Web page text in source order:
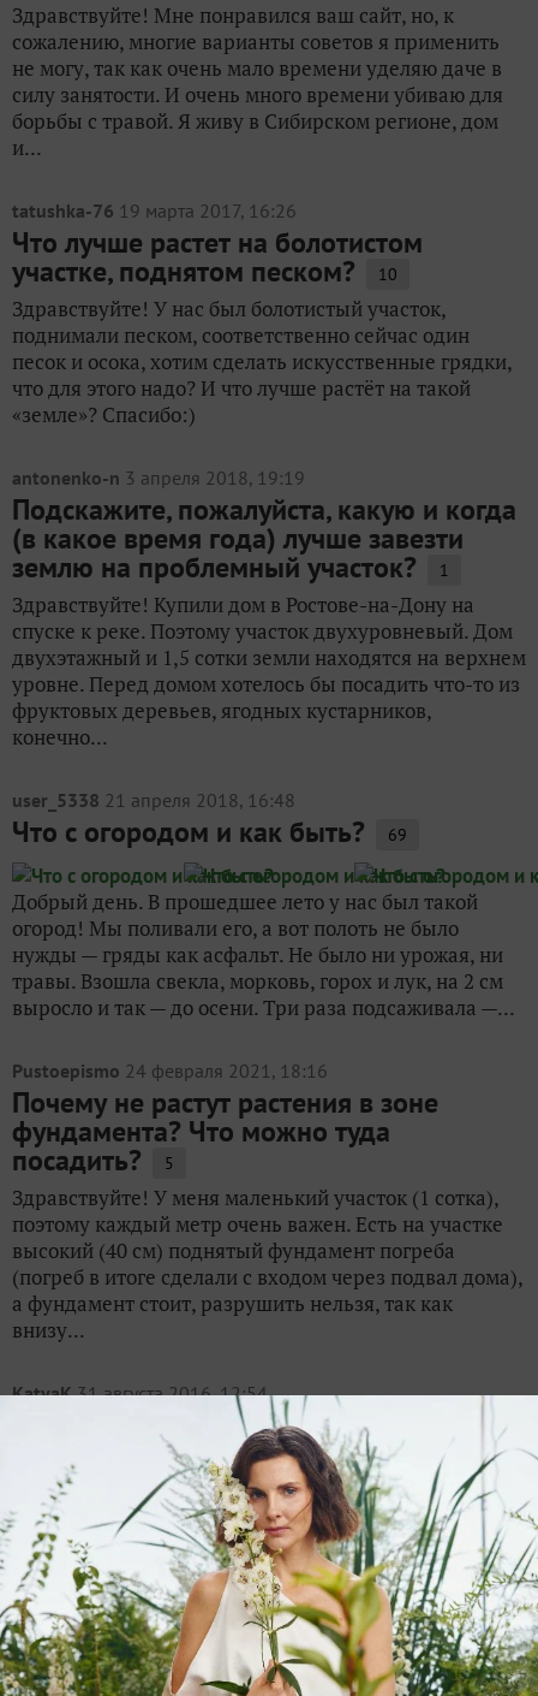
Здравствуйте! Мне понравился ваш сайт, но, к
сожалению, многие варианты советов я применить
не могу, так как очень мало времени уделяю даче в
силу занятости. И очень много времени убиваю для
борьбы с травой. Я живу в Сибирском регионе, дом
и...
tatushka-76 19 марта 2017, 16:26
Что лучше растет на болотистом
участке, поднятом песком? 10
Здравствуйте! У нас был болотистый участок,
поднимали песком, соответственно сейчас один
песок и осока, хотим сделать искусственные грядки,
что для этого надо? И что лучше растёт на такой
«земле»? Спасибо:)
antonenko-n 3 апреля 2018, 19:19
Подскажите, пожалуйста, какую и когда
(в какое время года) лучше завезти
землю на проблемный участок? 1
Здравствуйте! Купили дом в Ростове-на-Дону на
спуске к реке. Поэтому участок двухуровневый. Дом
двухэтажный и 1,5 сотки земли находятся на верхнем
уровне. Перед домом хотелось бы посадить что-то из
фруктовых деревьев, ягодных кустарников,
конечно...
user_5338 21 апреля 2018, 16:48
Что с огородом и как быть? 69
Добрый день. В прошедшее лето у нас был такой
огород! Мы поливали его, а вот полоть не было
нужды — гряды как асфальт. Не было ни урожая, ни
травы. Взошла свекла, морковь, горох и лук, на 2 см
выросло и так — до осени. Три раза подсаживала —...
Pustoepismo 24 февраля 2021, 18:16
Почему не растут растения в зоне
фундамента? Что можно туда
посадить? 5
Здравствуйте! У меня маленький участок (1 сотка),
поэтому каждый метр очень важен. Есть на участке
высокий (40 см) поднятый фундамент погреба
(погреб в итоге сделали с входом через подвал дома),
а фундамент стоит, разрушить нельзя, так как
внизу...
KatyaK 31 августа 2016, 12:54
Что посадить на месте клевера в низине
Добрый день, уважаемые дачники! У меня на
огороде имеется два островка невозделанной земли.
Сегодня я бы хотела поспрашивать об одном из них.
Участок в конце огорода, в низине, через 2-3 метра
природный прудик. Не сажалось там лет 15 ничего....